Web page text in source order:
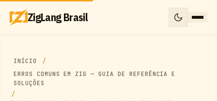
ZigLang Brasil
INÍCIO
ERROS COMUNS EM ZIG — GUIA DE REFERÊNCIA E
SOLUÇÕES